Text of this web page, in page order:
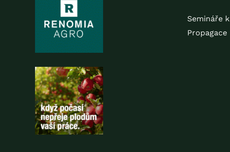
Semináře
Propagace